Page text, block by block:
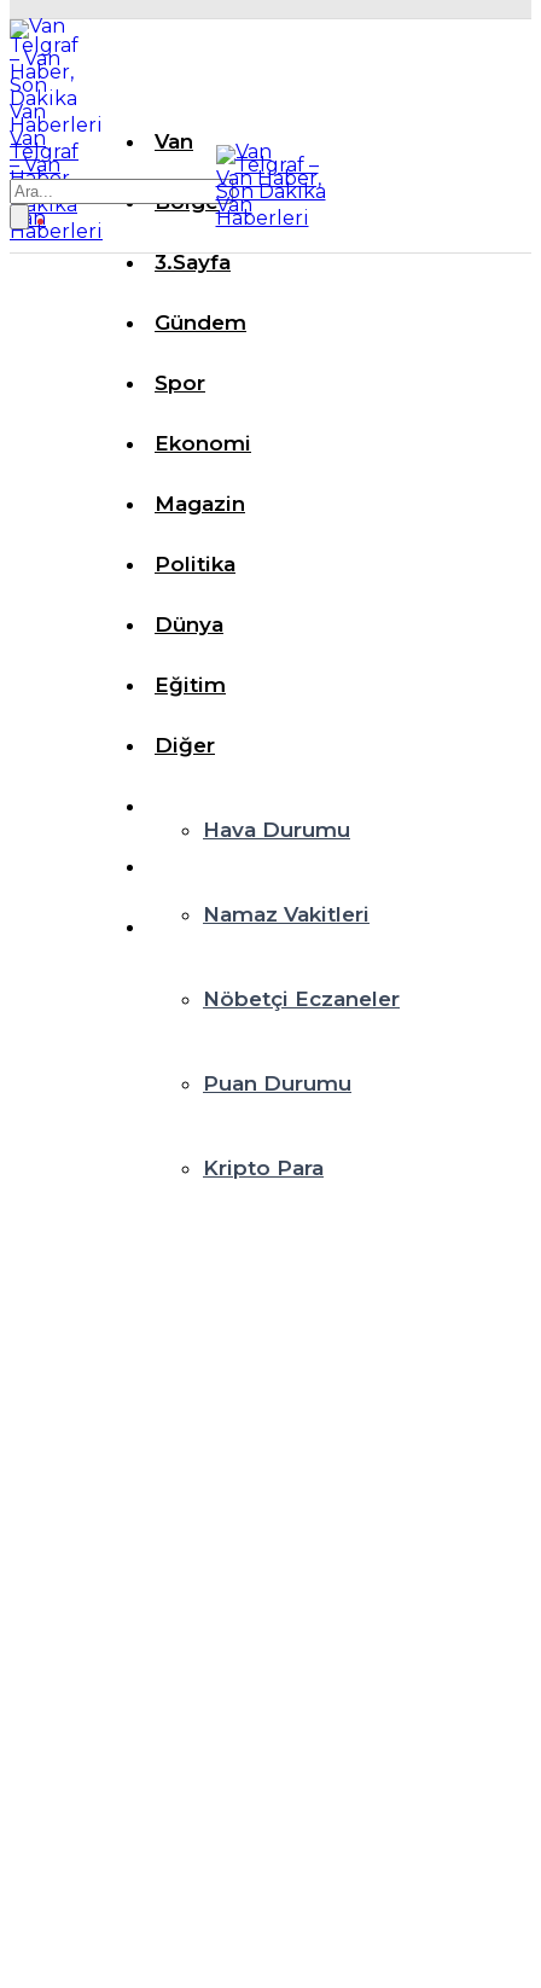
Van
Telgraf
– Van
Haber,
Son
Dakika
Van
Haberleri
Van
Bölge
3.Sayfa
Gündem
Spor
Ekonomi
Magazin
Politika
Dünya
Eğitim
Diğer
Hava Durumu
Namaz Vakitleri
Nöbetçi Eczaneler
Puan Durumu
Kripto Para